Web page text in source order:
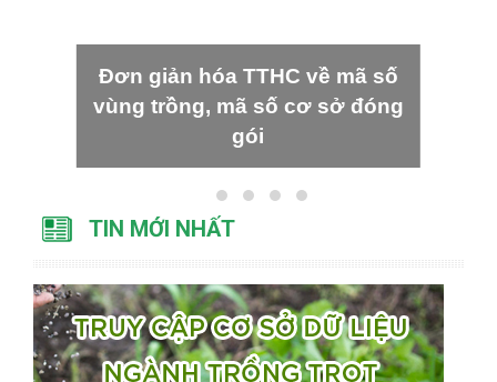
Đơn giản hóa TTHC về mã số
vùng trồng, mã số cơ sở đóng
gói
TIN MỚI NHẤT